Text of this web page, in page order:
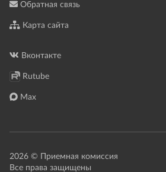
Обратная связь
Карта сайта
Вконтакте
Rutube
Max
2026 © Приемная комиссия
Все права защищены